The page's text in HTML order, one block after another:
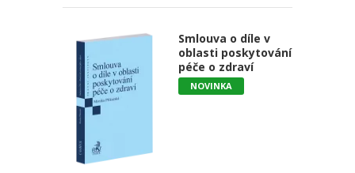
Smlouva o díle v
oblasti poskytování
péče o zdraví
NOVINKA